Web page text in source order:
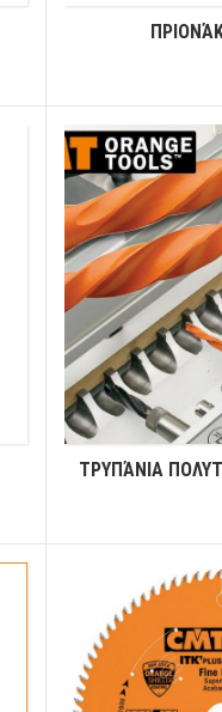
ΤΡΥΠΆΝΙΑ